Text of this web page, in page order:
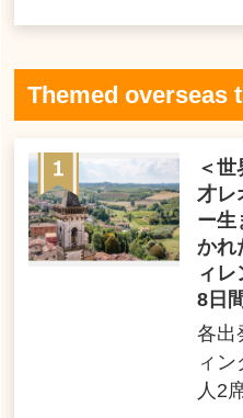
Themed overseas
＜
才レ
ー生
か
ィ
8日
各出
ィ
人2